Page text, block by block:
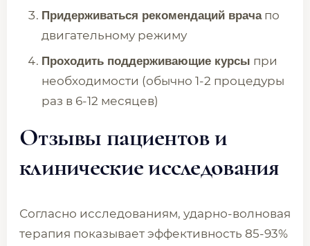
Придерживаться рекомендаций врачапо
двигательному режиму
Проходить поддерживающие курсы при
необходимости (обычно 1-2 процедуры
раз в 6-12 месяцев)
Отзывы пациентов и
клинические исследования
Согласно исследованиям, ударно-волновая
терапия показывает эффективность 85-93%